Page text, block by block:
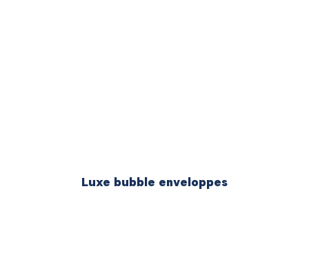
Luxe bubble enveloppes